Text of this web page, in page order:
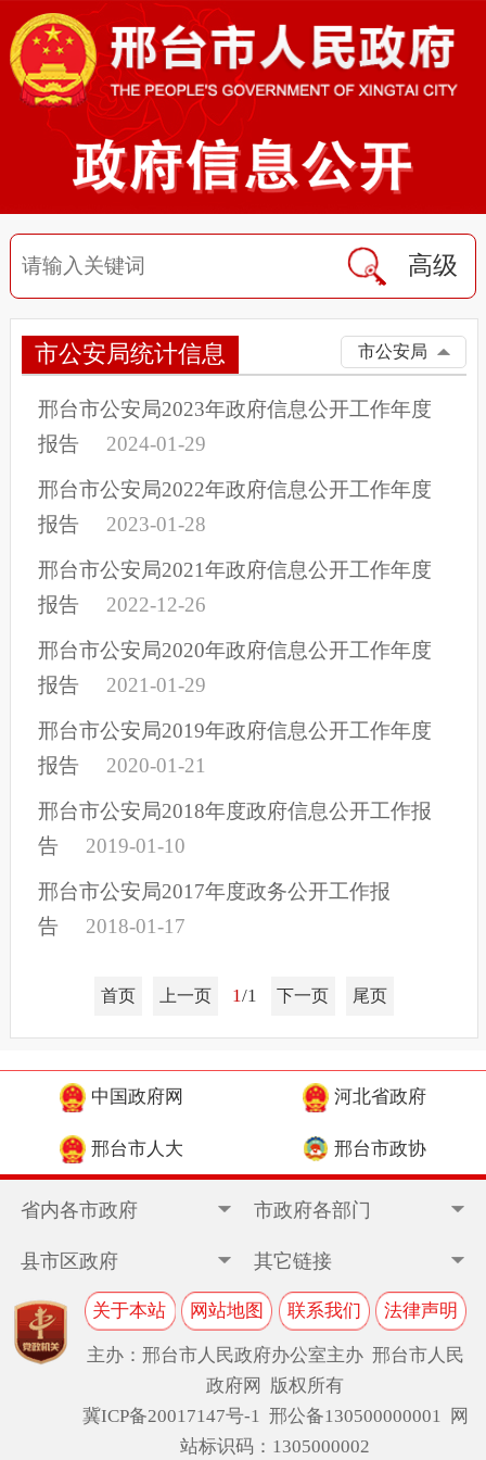
高级
市公安局统计信息 市公安局
邢台市公安局2023年政府信息公开工作年度
报告
2024-01-29
邢台市公安局2022年政府信息公开工作年度
报告
2023-01-28
邢台市公安局2021年政府信息公开工作年度
报告
2022-12-26
邢台市公安局2020年政府信息公开工作年度
报告
2021-01-29
邢台市公安局2019年政府信息公开工作年度
报告
2020-01-21
邢台市公安局2018年度政府信息公开工作报
告
2019-01-10
邢台市公安局2017年度政务公开工作报
告
2018-01-17
首页 上一页 1/1 下一页 尾页
中国政府网 河北省政府
邢台市人大 邢台市政协
省内各市政府 市政府各部门
县市区政府 其它链接
关于本站 网站地图 联系我们 法律声明
主办：邢台市人民政府办公室主办 邢台市人民
政府网 版权所有
冀ICP备20017147号-1 邢公备130500000001 网
站标识码：1305000002